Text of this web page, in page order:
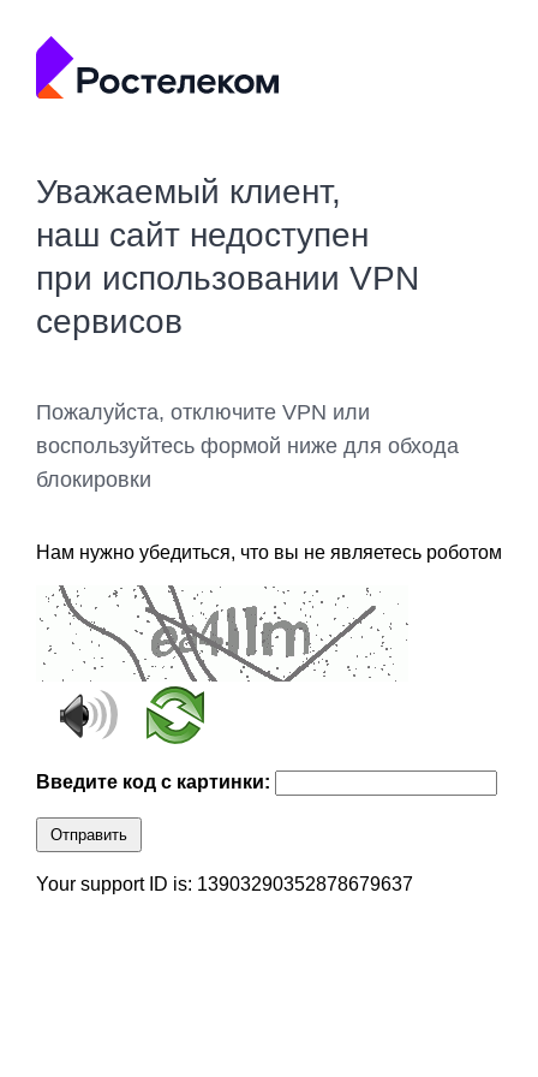
Уважаемый клиент,
наш сайт недоступен
при использовании VPN
сервисов
Пожалуйста, отключите VPN или
воспользуйтесь формой ниже для обхода
блокировки
Нам нужно убедиться, что вы не являетесь роботом
Введите код с картинки:
Отправить
Your support ID is: 13903290352878679637